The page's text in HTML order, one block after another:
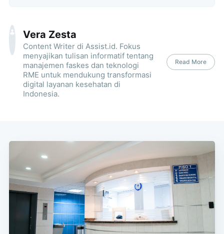
Vera Zesta
Content Writer di Assist.id. Fokus
menyajikan tulisan informatif tentang
manajemen faskes dan teknologi
RME untuk mendukung transformasi
digital layanan kesehatan di
Indonesia.
Read More